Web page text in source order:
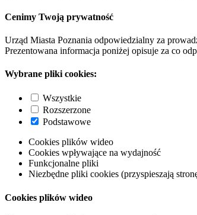
Cenimy Twoją prywatność
Urząd Miasta Poznania odpowiedzialny za
Prezentowana informacja poniżej opisuje za co
Wybrane pliki cookies:
Wszystkie
Rozszerzone
Podstawowe
Cookies plików wideo
Cookies wpływające na wydajność
Funkcjonalne pliki
Niezbędne pliki cookies (przyspieszają
Cookies plików wideo